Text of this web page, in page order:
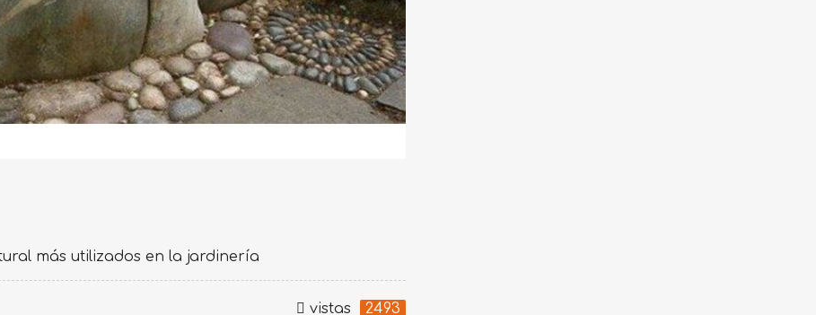
más utilizados en la jardinería
vistas 2493